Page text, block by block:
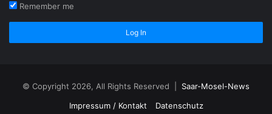
Remember me
Log In
© Copyright 2026, All Rights Reserved | Saar-Mosel-News
Impressum / Kontakt
Datenschutz